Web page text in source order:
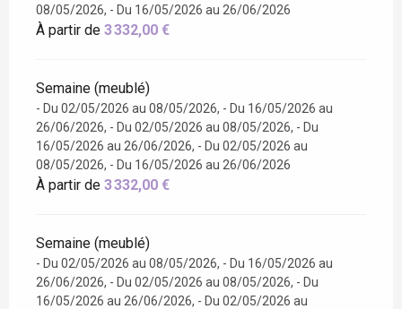
08/05/2026, - Du 16/05/2026 au 26/06/2026
À partir de 3 332,00 €
Semaine (meublé)
- Du 02/05/2026 au 08/05/2026, - Du 16/05/2026 au
26/06/2026, - Du 02/05/2026 au 08/05/2026, - Du
16/05/2026 au 26/06/2026, - Du 02/05/2026 au
08/05/2026, - Du 16/05/2026 au 26/06/2026
À partir de 3 332,00 €
Semaine (meublé)
- Du 02/05/2026 au 08/05/2026, - Du 16/05/2026 au
26/06/2026, - Du 02/05/2026 au 08/05/2026, - Du
16/05/2026 au 26/06/2026, - Du 02/05/2026 au